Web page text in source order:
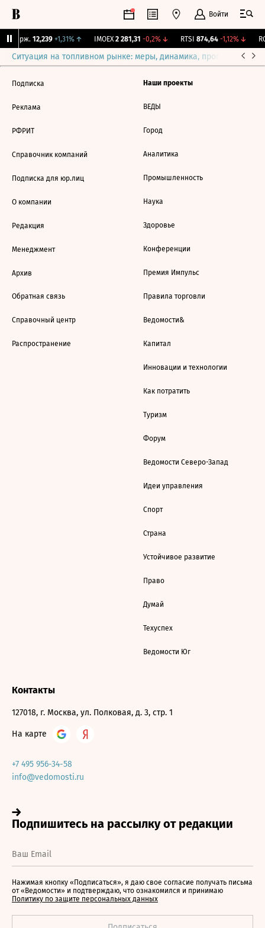
Войти
Бирж. 12,239 +1,31%↑ IMOEX 2 281,31 -0,2%↓ RTSI 874,64 -1,12%↓
Ситуация на топливном рынке: меры, динамика, прогнозы
Подписка
Реклама
РФРИТ
Справочник компаний
Подписка для юр.лиц
О компании
Редакция
Менеджмент
Архив
Обратная связь
Справочный центр
Распространение
Наши проекты
ВЕДЫ
Город
Аналитика
Промышленность
Наука
Здоровье
Конференции
Премия Импульс
Правила торговли
Ведомости&
Капитал
Инновации и технологии
Как потратить
Туризм
Форум
Ведомости Северо-Запад
Идеи управления
Спорт
Страна
Устойчивое развитие
Право
Думай
Техуспех
Ведомости Юг
Контакты
127018, г. Москва, ул. Полковая, д. 3, стр. 1
На карте
+7 495 956-34-58
info@vedomosti.ru
Нажимая кнопку «Подписаться», я даю свое согласие получать письма
от «Ведомости» и подтверждаю, что ознакомился и принимаю
Политику по защите персональных данных